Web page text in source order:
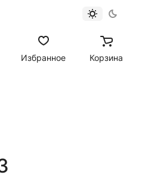
Избранное Корзина